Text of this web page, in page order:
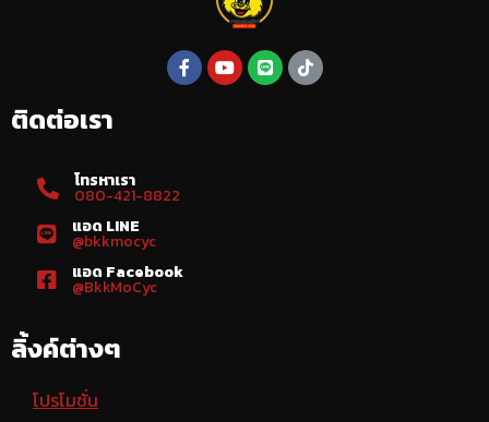
ติดต่อเรา
โทรหาเรา
080-421-8822
แอด LINE
@bkkmocyc
แอด Facebook
@BkkMoCyc
ลิ้งค์ต่างๆ
โปรโมชั่น